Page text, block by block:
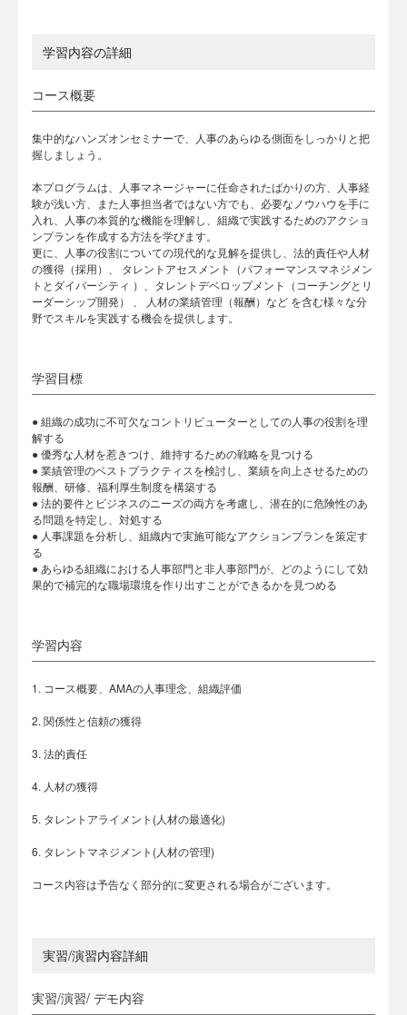
学習内容の詳細
コース概要
集中的なハンズオンセミナーで、人事のあらゆる側面をしっかりと把
握しましょう。
本プログラムは、人事マネージャーに任命されたばかりの方、人事経
験が浅い方、また人事担当者ではない方でも、必要なノウハウを手に
入れ、人事の本質的な機能を理解し、組織で実践するためのアクショ
ンプランを作成する方法を学びます。
更に、人事の役割についての現代的な見解を提供し、法的責任や人材
の獲得（採用）、 タレントアセスメント（パフォーマンスマネジメン
トとダイバーシティ ）、タレントデベロップメント（コーチングとリ
ーダーシップ開発） 、 人材の業績管理（報酬）など を含む様々な分
野でスキルを実践する機会を提供します。
学習目標
● 組織の成功に不可欠なコントリビューターとしての人事の役割を理
解する
● 優秀な人材を惹きつけ、維持するための戦略を見つける
● 業績管理のベストプラクティスを検討し、業績を向上させるための
報酬、研修、福利厚生制度を構築する
● 法的要件とビジネスのニーズの両方を考慮し、潜在的に危険性のあ
る問題を特定し、対処する
● 人事課題を分析し、組織内で実施可能なアクションプランを策定す
る
● あらゆる組織における人事部門と非人事部門が、どのようにして効
果的で補完的な職場環境を作り出すことができるかを見つめる
学習内容
1. コース概要、AMAの人事理念、組織評価
2. 関係性と信頼の獲得
3. 法的責任
4. 人材の獲得
5. タレントアライメント(人材の最適化)
6. タレントマネジメント(人材の管理)
コース内容は予告なく部分的に変更される場合がございます。
実習/演習内容詳細
実習/演習/ デモ内容